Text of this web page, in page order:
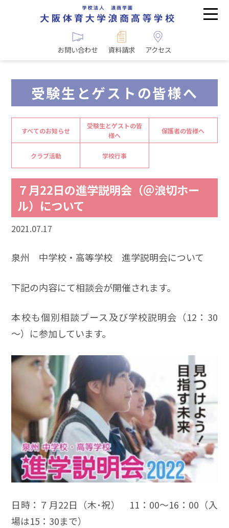
お問い合わせ 資料請求 アクセス
受験生とゲストの皆様へ
すべてのお知らせ
受験生とゲストの皆
様へ
保護者の皆様へ
クラブ活動 学校行事
７月22日の進学説明会（＠浪切ホー
ル）について
2021.07.17
泉州 中学校・高等学校 進学説明会について
下記の内容にて相談会が開催されます。
本校も個別相談ブース及び学校説明会（12：30
～）に参加しています。
日時：７月22日（木･祝） 11：00～16：00（入
場は15：30まで）